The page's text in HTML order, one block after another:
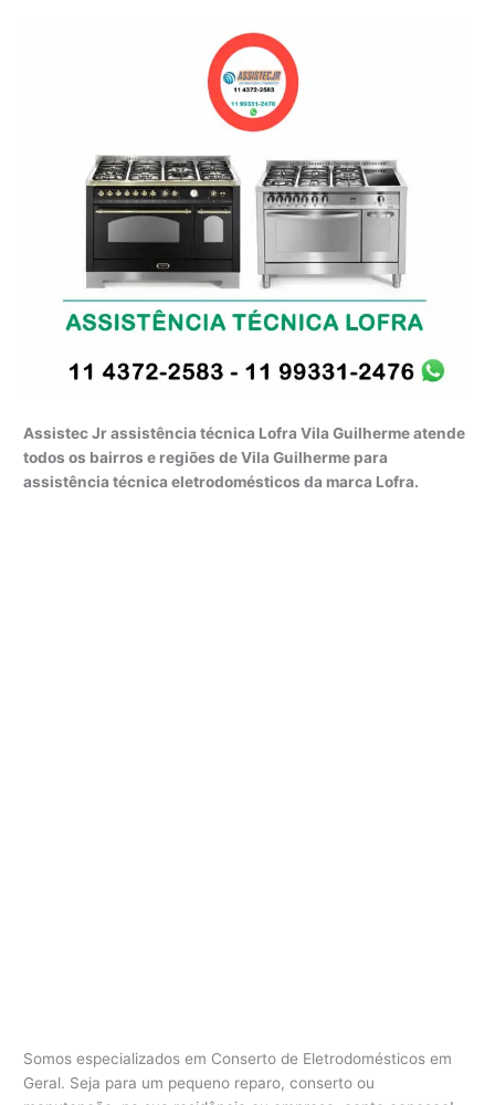
Assistec Jr assistência técnica Lofra Vila Guilherme atende
todos os bairros e regiões de Vila Guilherme para
assistência técnica eletrodomésticos da marca Lofra.
Somos especializados em Conserto de Eletrodomésticos em
Geral. Seja para um pequeno reparo, conserto ou